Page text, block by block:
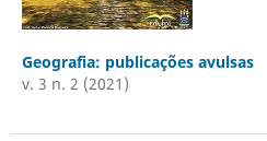
Geografia: publicações avulsas
v. 3 n. 2 (2021)